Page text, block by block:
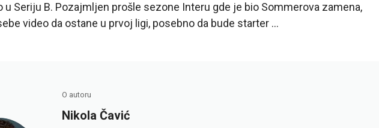
u Seriju B. Pozajmljen prošle sezone Interu gde je bio Sommerova zamena,
video da ostane u prvoj ligi, posebno da bude starter …
O autoru
Nikola Čavić